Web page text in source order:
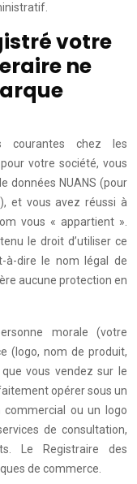
votre
ne
courantes chez les
votre société, vous
données NUANS (pour
et vous avez réussi à
vous « appartient ».
le droit d’utiliser ce
à-dire le nom légal de
aucune protection en
morale (votre
(logo, nom de produit,
vous vendez sur le
opérer sous un
ou un logo
de consultation,
Le Registraire des
de commerce.